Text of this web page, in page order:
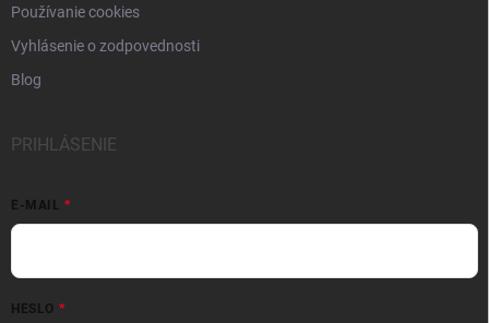
Používanie cookies
Vyhlásenie o zodpovednosti
Blog
PRIHLÁSENIE
E-MAIL
HESLO